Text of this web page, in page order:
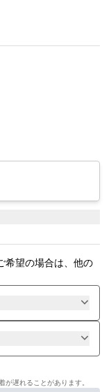
希望の場合は、他の
遅れることがあります。